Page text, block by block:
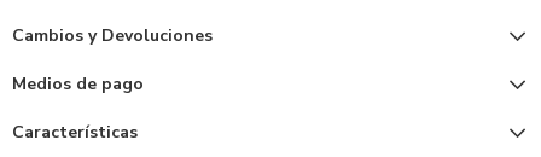
Cambios y Devoluciones
Medios de pago
Características